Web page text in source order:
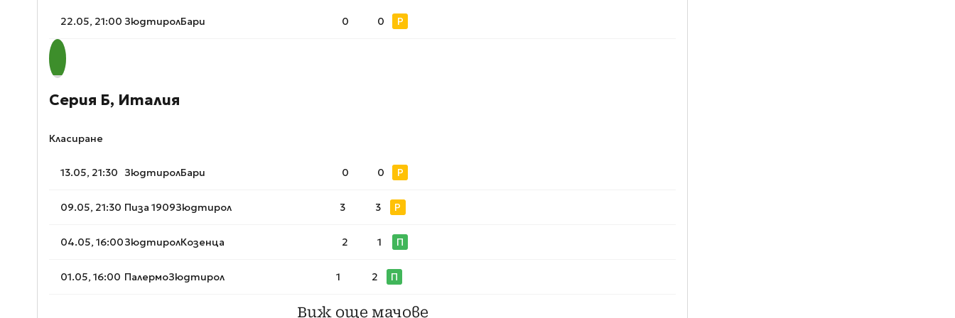
22.05, 21:00 ЗюдтиролБари 0 0 Р
Серия Б, Италия
Класиране
13.05, 21:30 ЗюдтиролБари 0 0 Р
09.05, 21:30 Пиза 1909Зюдтирол 3 3 Р
04.05, 16:00ЗюдтиролКозенца 2 1 П
01.05, 16:00 ПалермоЗюдтирол 1 2 П
Виж още мачове